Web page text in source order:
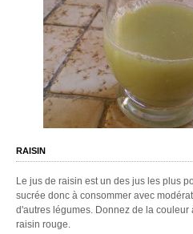
RAISIN
Le jus de raisin est un des jus les plus
sucrée donc à consommer avec
d'autres légumes. Donnez de la
raisin rouge.